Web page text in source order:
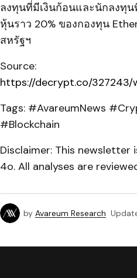
ลงทุนที่มีเงินก้อนและนักลงทุน
หุ้นราว 20% ของกองทุน
สหรัฐฯ
Source:
https://decrypt.co/
Tags: #AvareumNews
#Blockchain
Disclaimer: This
4o. All analyses are
by Avareum Research